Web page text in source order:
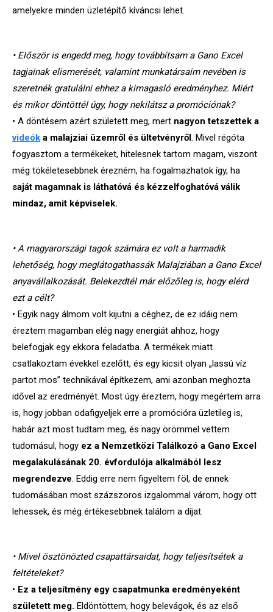
amelyekre minden üzletépítő kíváncsi lehet.
• Először is engedd meg, hogy továbbítsam a Gano Excel
tagjainak elismerését, valamint munkatársaim nevében is
szeretnék gratulálni ehhez a kimagasló eredményhez. Miért
és mikor döntöttél úgy, hogy nekilátsz a promóciónak?
• A döntésem azért született meg, mert nagyon tetszettek a
videók a malajziai üzemről és ültetvényről. Mivel régóta
fogyasztom a termékeket, hitelesnek tartom magam, viszont
még tökéletesebbnek érezném, ha fogalmazhatok így, ha
saját magamnak is láthatóvá és kézzelfoghatóvá válik
mindaz, amit képviselek.
• A magyarországi tagok számára ez volt a harmadik
lehetőség, hogy meglátogathassák Malajziában a Gano Excel
anyavállalkozását. Belekezdtél már előzőleg is, hogy elérd
ezt a célt?
• Egyik nagy álmom volt kijutni a céghez, de ez idáig nem
éreztem magamban elég nagy energiát ahhoz, hogy
belefogjak egy ekkora feladatba. A termékek miatt
csatlakoztam évekkel ezelőtt, és egy kicsit olyan „lassú víz
partot mos” technikával építkezem, ami azonban meghozta
idővel az eredményét. Most úgy éreztem, hogy megértem arra
is, hogy jobban odafigyeljek erre a promócióra üzletileg is,
habár azt most tudtam meg, és nagy örömmel vettem
tudomásul, hogy ez a Nemzetközi Találkozó a Gano Excel
megalakulásának 20. évfordulója alkalmából lesz
megrendezve. Eddig erre nem figyeltem föl, de ennek
tudomásában most százszoros izgalommal várom, hogy ott
lehessek, és még értékesebbnek találom a díjat.
• Mivel ösztönözted csapattársaidat, hogy teljesítsétek a
feltételeket?
• Ez a teljesítmény egy csapatmunka eredményeként
született meg. Eldöntöttem, hogy belevágok, és az első